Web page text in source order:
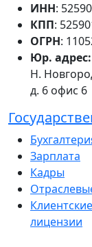
ИНН:
КПП:
ОГРН:
Юр. адрес:
Н.
д. 6 офис 6
Зарплата
Кадры
Клиентские
лицензии